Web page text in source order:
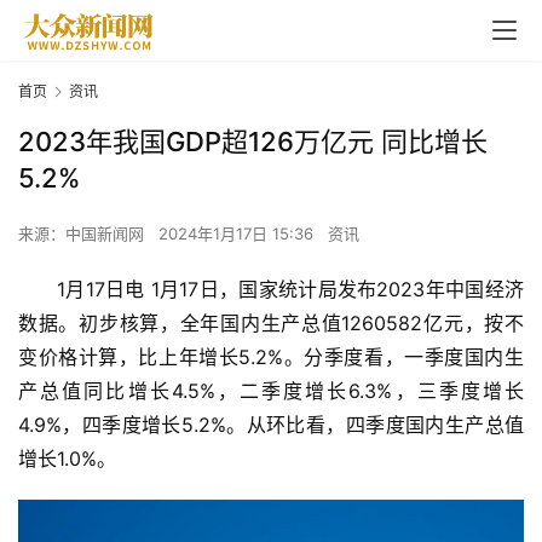
首页 资讯
2023年我国GDP超126万亿元 同比增长
5.2%
来源：中国新闻网 2024年1月17日 15:36 资讯
1月17日电 1月17日，国家统计局发布2023年中国经济
数据。初步核算，全年国内生产总值1260582亿元，按不
变价格计算，比上年增长5.2%。分季度看，一季度国内生
产总值同比增长4.5%，二季度增长6.3%，三季度增长
4.9%，四季度增长5.2%。从环比看，四季度国内生产总值
增长1.0%。